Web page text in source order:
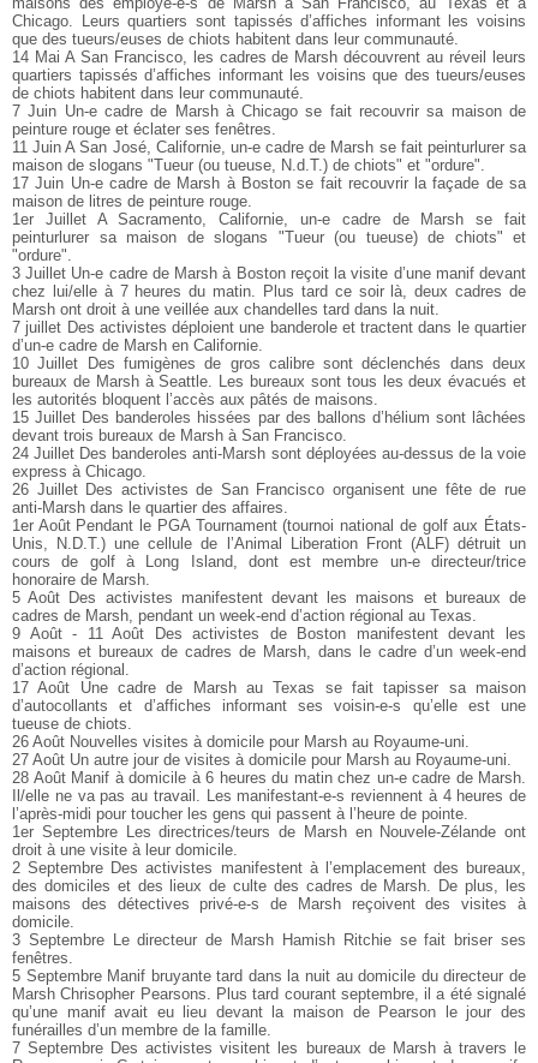
Chicago. Leurs quartiers sont tapissés d’affiches informant les voisins
que des tueurs/euses de chiots habitent dans leur communauté.
14 Mai A San Francisco, les cadres de Marsh découvrent au réveil leurs
quartiers tapissés d’affiches informant les voisins que des tueurs/euses
de chiots habitent dans leur communauté.
7 Juin Un-e cadre de Marsh à Chicago se fait recouvrir sa maison de
peinture rouge et éclater ses fenêtres.
11 Juin A San José, Californie, un-e cadre de Marsh se fait peinturlurer sa
maison de slogans "Tueur (ou tueuse, N.d.T.) de chiots" et "ordure".
17 Juin Un-e cadre de Marsh à Boston se fait recouvrir la façade de sa
maison de litres de peinture rouge.
1er Juillet A Sacramento, Californie, un-e cadre de Marsh se fait
peinturlurer sa maison de slogans "Tueur (ou tueuse) de chiots" et
"ordure".
3 Juillet Un-e cadre de Marsh à Boston reçoit la visite d’une manif devant
chez lui/elle à 7 heures du matin. Plus tard ce soir là, deux cadres de
Marsh ont droit à une veillée aux chandelles tard dans la nuit.
7 juillet Des activistes déploient une banderole et tractent dans le quartier
d’un-e cadre de Marsh en Californie.
10 Juillet Des fumigènes de gros calibre sont déclenchés dans deux
bureaux de Marsh à Seattle. Les bureaux sont tous les deux évacués et
les autorités bloquent l’accès aux pâtés de maisons.
15 Juillet Des banderoles hissées par des ballons d’hélium sont lâchées
devant trois bureaux de Marsh à San Francisco.
24 Juillet Des banderoles anti-Marsh sont déployées au-dessus de la voie
express à Chicago.
26 Juillet Des activistes de San Francisco organisent une fête de rue
anti-Marsh dans le quartier des affaires.
1er Août Pendant le PGA Tournament (tournoi national de golf aux États-
Unis, N.D.T.) une cellule de l’Animal Liberation Front (ALF) détruit un
cours de golf à Long Island, dont est membre un-e directeur/trice
honoraire de Marsh.
5 Août Des activistes manifestent devant les maisons et bureaux de
cadres de Marsh, pendant un week-end d’action régional au Texas.
9 Août - 11 Août Des activistes de Boston manifestent devant les
maisons et bureaux de cadres de Marsh, dans le cadre d’un week-end
d’action régional.
17 Août Une cadre de Marsh au Texas se fait tapisser sa maison
d’autocollants et d’affiches informant ses voisin-e-s qu’elle est une
tueuse de chiots.
26 Août Nouvelles visites à domicile pour Marsh au Royaume-uni.
27 Août Un autre jour de visites à domicile pour Marsh au Royaume-uni.
28 Août Manif à domicile à 6 heures du matin chez un-e cadre de Marsh.
Il/elle ne va pas au travail. Les manifestant-e-s reviennent à 4 heures de
l’après-midi pour toucher les gens qui passent à l’heure de pointe.
1er Septembre Les directrices/teurs de Marsh en Nouvele-Zélande ont
droit à une visite à leur domicile.
2 Septembre Des activistes manifestent à l’emplacement des bureaux,
des domiciles et des lieux de culte des cadres de Marsh. De plus, les
maisons des détectives privé-e-s de Marsh reçoivent des visites à
domicile.
3 Septembre Le directeur de Marsh Hamish Ritchie se fait briser ses
fenêtres.
5 Septembre Manif bruyante tard dans la nuit au domicile du directeur de
Marsh Chrisopher Pearsons. Plus tard courant septembre, il a été signalé
qu’une manif avait eu lieu devant la maison de Pearson le jour des
funérailles d’un membre de la famille.
7 Septembre Des activistes visitent les bureaux de Marsh à travers le